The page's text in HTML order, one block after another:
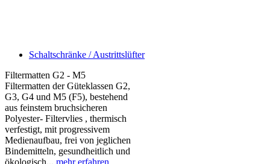
Schaltschränke / Austrittslüfter
Filtermatten G2 - M5
Filtermatten der Güteklassen G2,
G3, G4 und M5 (F5), bestehend
aus feinstem bruchsicheren
Polyester- Filtervlies , thermisch
verfestigt, mit progressivem
Medienaufbau, frei von jeglichen
Bindemitteln, gesundheitlich und
ökologisch... mehr erfahren